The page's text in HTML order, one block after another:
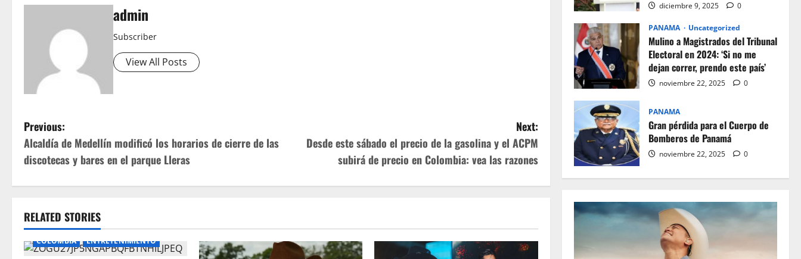
admin
Subscriber
View All Posts
P
o
s
n
Previous:
Alcaldía de Medellín modificó los horarios de cierre de las
discotecas y bares en el parque Lleras
Next:
Desde este sábado el precio de la gasolina y el ACPM
subirá de precio en Colombia: vea las razones
RELATED STORIES
COLOMBIA ENTRETENIMIENTO
diciembre 9, 2025 0
PANAMA Uncategorized
Mulino a Magistrados del Tribunal
Electoral en 2024: ‘Si no me
dejan correr, prendo este país’
noviembre 22, 2025 0
PANAMA
Gran pérdida para el Cuerpo de
Bomberos de Panamá
noviembre 22, 2025 0